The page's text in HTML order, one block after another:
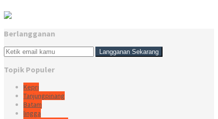
Berlangganan
Topik Populer
Kepri
Tanjungpinang
Batam
lingga